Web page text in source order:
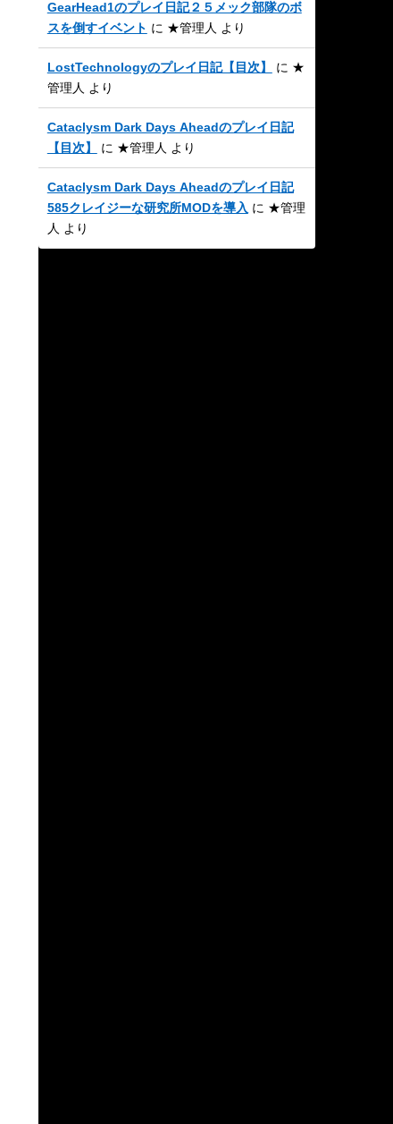
GearHead1のプレイ日記２５メック部隊のボ
スを倒すイベント に ★管理人 より
LostTechnologyのプレイ日記【目次】 に ★
管理人
より
Cataclysm Dark Days Aheadのプレイ日記
【目次】
に ★管理人 より
Cataclysm Dark Days Aheadのプレイ日記
585クレイジーな研究所MODを導入 に ★管理
人
より